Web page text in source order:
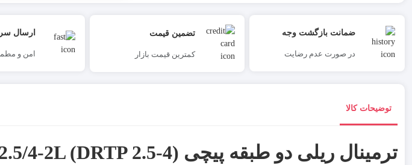
ضمانت بازگشت وجه
در صورت عدم رضایت
تضمین قیمت
کمترین قیمت بازار
ارسال
امن و
توضیحات کالا
ترمینال ریلی دو طبقه پیچی RT/SU2.5/4-2L (DRTP 2.5-4)